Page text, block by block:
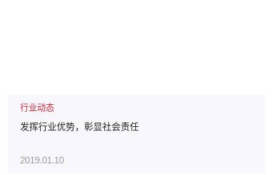
行业动态
发挥行业优势，彰显社会责任
2019.01.10